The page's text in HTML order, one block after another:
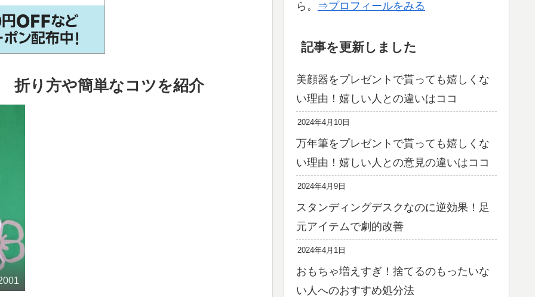
折り方や簡単なコツを紹介
ら。 ⇒プロフィールをみる
記事を更新しました
美顔器をプレゼントで貰っても嬉しくな
い理由！嬉しい人との違いはココ
2024年4月10日
万年筆をプレゼントで貰っても嬉しくな
い理由！嬉しい人との意見の違いはココ
2024年4月9日
スタンディングデスクなのに逆効果！足
元アイテムで劇的改善
2024年4月1日
おもちゃ増えすぎ！捨てるのもったいな
い人へのおすすめ処分法